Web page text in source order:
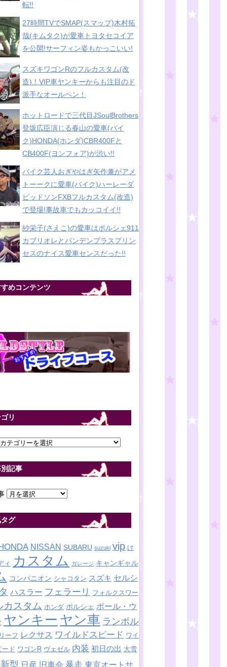
転!!
27時間TVでSMAP(スマップ)木村拓
哉(キムタク)が愛車トヨタセコイア
を公開!サーフィン姿もかっこいい!
スズキワゴンRのフルカスタム(改
造)！VIP車ヤンキーからも注目のド
派手なオールペン！
ホットロードで三代目JSoulBrothers
登坂広臣演じる春山の愛車(バイ
ク)HONDA(ホンダ)CBR400Fと
CB400F(ヨンフォア)が渋い!!
バイク芸人おぎやはぎ矢作兼がアメ
トーークに愛車(バイク)ハーレーダ
ビッドソンFXBフルカスタム(改造)
で登場!事故車でもカッコイイ!!
紗栄子(さえこ)の愛車はポルシェ911
カブリオレとバンデンプラスプリン
セスのナイス愛車センスだった!!
めコンテンツ
リ
記事
グ
NISSAN SUBARU suzuki vip け
ィ カスタム ガレージ キャンギャル
コンパニオン シャコタン スズキ セルシ
ハスラー フェラーリ フォルクスワー
カスタム ホンダ ポルシェ ポール・ウ
ヤンキー ヤン車 ランボル
ーフ レクサス ワイルドスピード ワイ
ード ワゴンR ヴェゼル 内装 初日の出 大雪
新型 日産 旧車会 暴走 東京オートサ